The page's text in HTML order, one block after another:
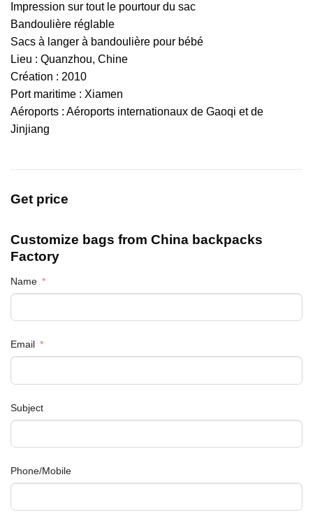
Impression sur tout le pourtour du sac
Bandoulière réglable
Sacs à langer à bandoulière pour bébé
Lieu : Quanzhou, Chine
Création : 2010
Port maritime : Xiamen
Aéroports : Aéroports internationaux de Gaoqi et de
Jinjiang
Get price
Customize bags from China backpacks
Factory
Name
Email
Subject
Phone/Mobile